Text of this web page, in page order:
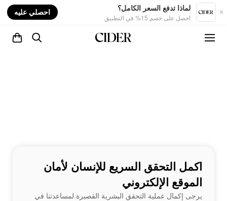
لماذا تدفع السعر الكامل؟
احصل على خصم 15% في التطبيق
احصلي عليه
اكمل التحقق السريع للإنسان لأمان
الموقع الإلكتروني
يرجى إكمال عملية التحقق البشرية القصيرة لمساعدتنا في